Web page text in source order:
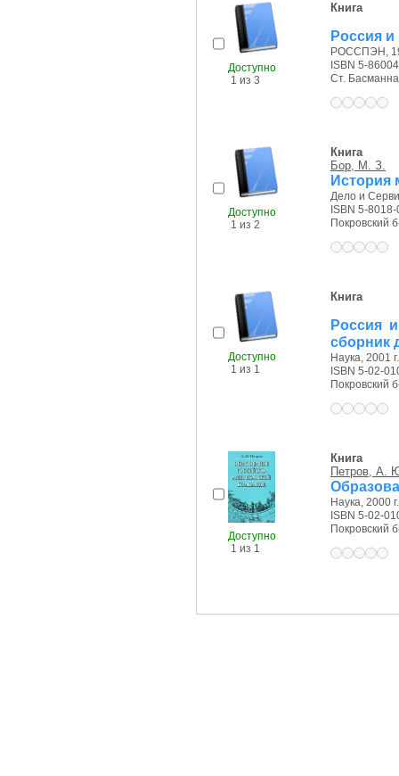
Доступно
1 из 3
Книга
Россия
РОССПЭН,
ISBN 5-
Ст.
Доступно
1 из 2
Книга
Бор, М. З.
История
Дело и
ISBN 5-
Покровский
Доступно
1 из 1
Книга
Россия
сборник
Наука, 2001 г.
ISBN 5-02-
Покровский
Доступно
1 из 1
Книга
Петров, А.
Наука, 2000 г.
ISBN 5-02-
Покровский